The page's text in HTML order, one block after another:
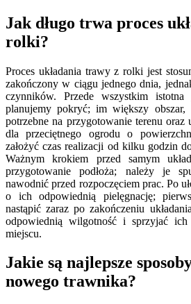
Jak długo trwa proces
rolki?
Proces układania trawy z rolki jest
zakończony w ciągu jednego dnia,
czynników. Przede wszystkim
planujemy pokryć; im większy obszar,
potrzebne na przygotowanie terenu oraz
dla przeciętnego ogrodu o
założyć czas realizacji od kilku godzin
Ważnym krokiem przed samym
przygotowanie podłoża; należy je
nawodnić przed rozpoczęciem prac. Po
o ich odpowiednią pielęgnację;
nastąpić zaraz po zakończeniu
odpowiednią wilgotność i sprzyjać
miejscu.
Jakie są najlepsze
nowego trawnika?